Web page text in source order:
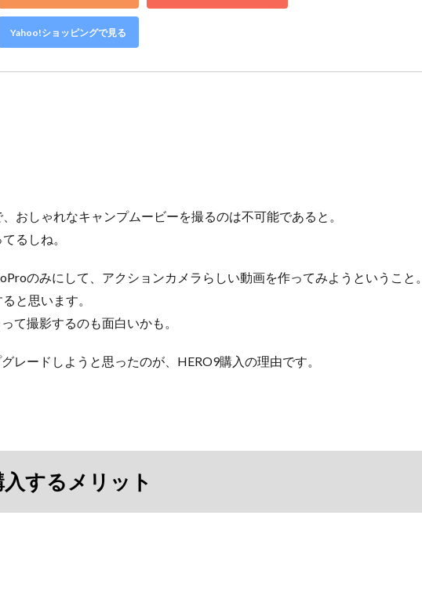
Yahoo!ショッピングで見る
おしゃれなキャンプムービーを撮るのは不可能であると。
るしね。
のみにして、アクションカメラらしい動画を作ってみようということ。
と思います。
て撮影するのも面白いかも。
レードしようと思ったのが、HERO9購入の理由です。
するメリット